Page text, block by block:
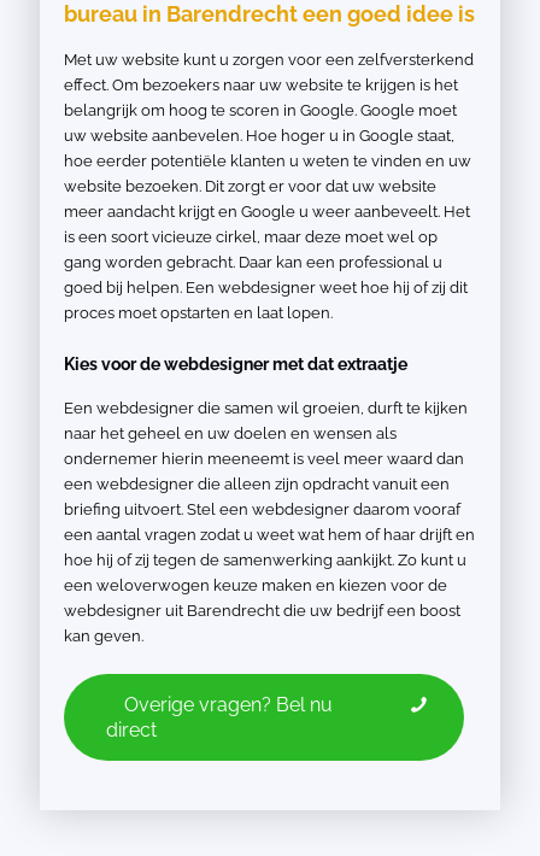
bureau in Barendrecht een goed idee is
Met uw website kunt u zorgen voor een zelfversterkend
effect. Om bezoekers naar uw website te krijgen is het
belangrijk om hoog te scoren in Google. Google moet
uw website aanbevelen. Hoe hoger u in Google staat,
hoe eerder potentiële klanten u weten te vinden en uw
website bezoeken. Dit zorgt er voor dat uw website
meer aandacht krijgt en Google u weer aanbeveelt. Het
is een soort vicieuze cirkel, maar deze moet wel op
gang worden gebracht. Daar kan een professional u
goed bij helpen. Een webdesigner weet hoe hij of zij dit
proces moet opstarten en laat lopen.
Kies voor de webdesigner met dat extraatje
Een webdesigner die samen wil groeien, durft te kijken
naar het geheel en uw doelen en wensen als
ondernemer hierin meeneemt is veel meer waard dan
een webdesigner die alleen zijn opdracht vanuit een
briefing uitvoert. Stel een webdesigner daarom vooraf
een aantal vragen zodat u weet wat hem of haar drijft en
hoe hij of zij tegen de samenwerking aankijkt. Zo kunt u
een weloverwogen keuze maken en kiezen voor de
webdesigner uit Barendrecht die uw bedrijf een boost
kan geven.
Overige vragen? Bel nu
direct